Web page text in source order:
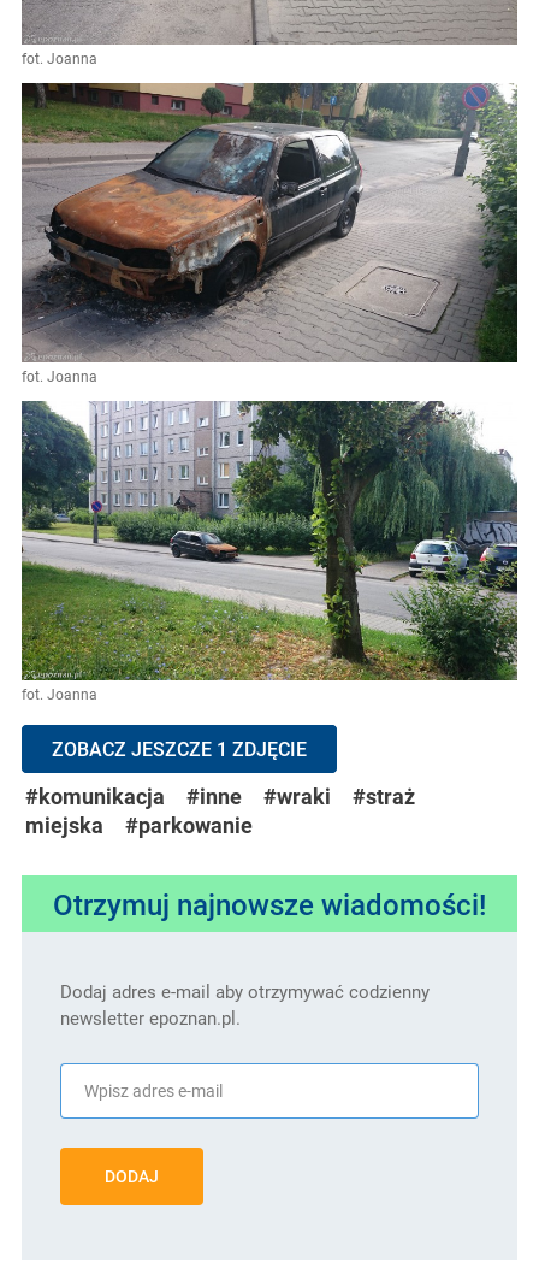
fot. Joanna
fot. Joanna
fot. Joanna
ZOBACZ JESZCZE 1 ZDJĘCIE
#komunikacja #inne #wraki
#straż
miejska
#parkowanie
Otrzymuj najnowsze wiadomości!
Dodaj adres e-mail aby otrzymywać codzienny
newsletter epoznan.pl.
DODAJ